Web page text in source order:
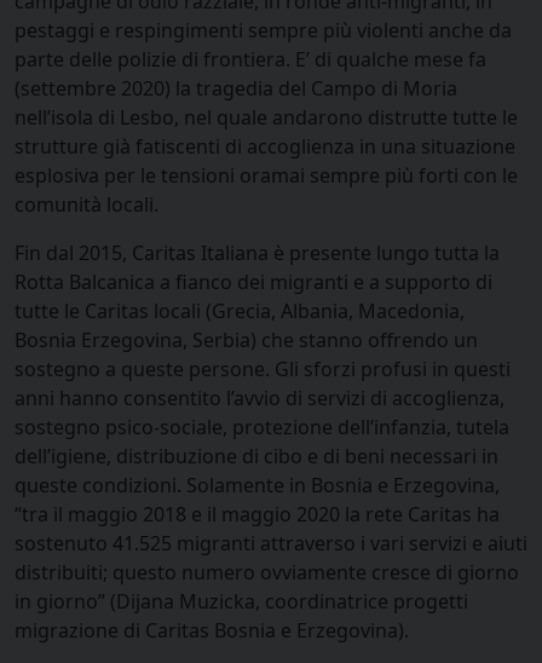
pestaggi e respingimenti sempre più violenti anche da
parte delle polizie di frontiera. E’ di qualche mese fa
(settembre 2020) la tragedia del Campo di Moria
nell’isola di Lesbo, nel quale andarono distrutte tutte le
strutture già fatiscenti di accoglienza in una situazione
esplosiva per le tensioni oramai sempre più forti con le
comunità locali.
Fin dal 2015, Caritas Italiana è presente lungo tutta la
Rotta Balcanica a fianco dei migranti e a supporto di
tutte le Caritas locali (Grecia, Albania, Macedonia,
Bosnia Erzegovina, Serbia) che stanno offrendo un
sostegno a queste persone. Gli sforzi profusi in questi
anni hanno consentito l’avvio di servizi di accoglienza,
sostegno psico-sociale, protezione dell’infanzia, tutela
dell’igiene, distribuzione di cibo e di beni necessari in
queste condizioni. Solamente in Bosnia e Erzegovina,
“tra il maggio 2018 e il maggio 2020 la rete Caritas ha
sostenuto 41.525 migranti attraverso i vari servizi e aiuti
distribuiti; questo numero ovviamente cresce di giorno
in giorno” (Dijana Muzicka, coordinatrice progetti
migrazione di Caritas Bosnia e Erzegovina).